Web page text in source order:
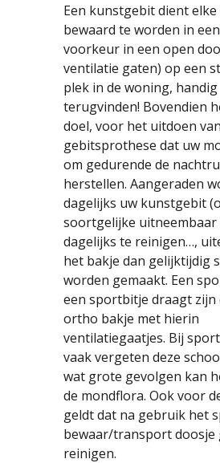
Een kunstgebit dient
bewaard te worden in een
voorkeur in een open
ventilatie gaten) op een
plek in de woning, handig
terugvinden! Bovendien
doel, voor het uitdoen
gebitsprothese dat uw
om gedurende de
herstellen. Aangeraden
dagelijks uw kunstgebit
soortgelijke uitneembaar
dagelijks te reinigen…,
het bakje dan gelijktijdig
worden gemaakt. Een
een sportbitje draagt zijn
ortho bakje met hierin
ventilatiegaatjes. Bij
vaak vergeten deze
wat grote gevolgen kan
de mondflora. Ook voor
geldt dat na gebruik het
bewaar/transport doosje
reinigen.